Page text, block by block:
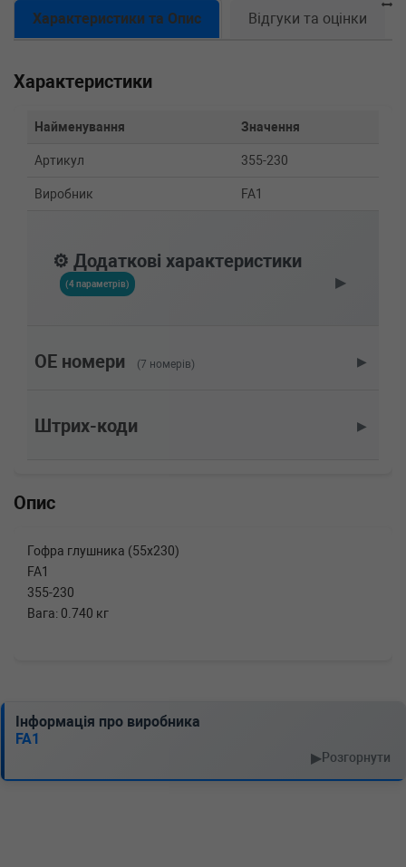
Характеристики та Опис Відгуки та оцінки
Характеристики
Найменування Значення
Артикул 355-230
Виробник FA1
⚙️ Додаткові характеристики
(4 параметрів) ▶
OE номери (7 номерів) ▶
Штрих-коди ▶
Опис
Гофра глушника (55x230)
FA1
355-230
Вага: 0.740 кг
Інформація про виробника
FA1
▶Розгорнути